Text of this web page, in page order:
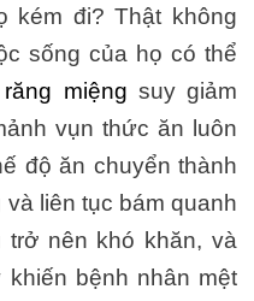
kém đi? Thật không
sống của họ có thể
miệng suy giảm
vụn thức ăn luôn
độ ăn chuyển thành
liên tục bám quanh
trở nên khó khăn, và
bệnh nhân mệt